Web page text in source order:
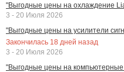
"Выгодные цены на охлаждение
3 - 20 Июля 2026
"Выгодные цены на усилители
Закончилась 18 дней назад
3 - 20 Июля 2026
"Выгодные цены на